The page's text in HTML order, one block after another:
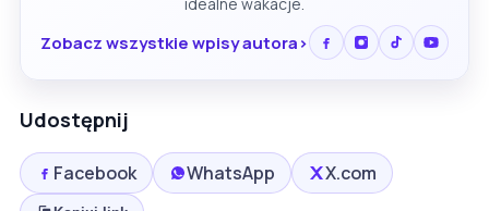
idealne wakacje.
Zobacz wszystkie wpisy autora
Udostępnij
Facebook WhatsApp X.com